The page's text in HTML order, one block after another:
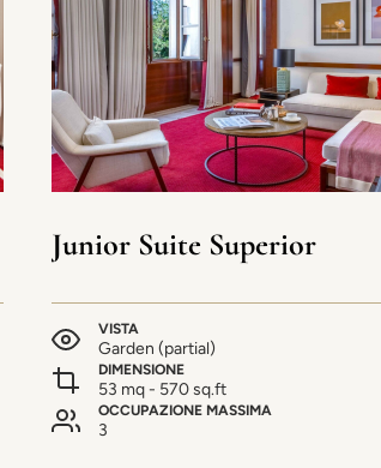
Junior Suite Superior
VISTA
Garden (partial)
DIMENSIONE
53 mq - 570 sq.ft
OCCUPAZIONE MASSIMA
3